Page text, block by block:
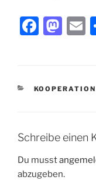
F
e
o
k
M
o
n
l
KATEGORIEN
KOOPERATION
Schreibe einen
Du musst
abzugeben.